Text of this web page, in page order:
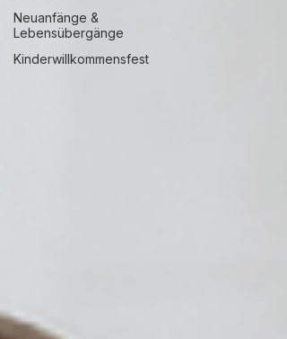
Neuanfänge &
Lebensübergänge
Kinderwillkommensfest